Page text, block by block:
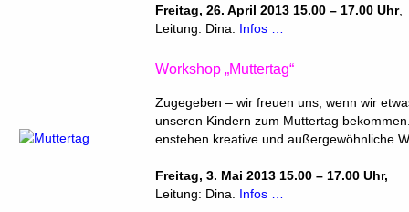
Freitag, 26. April 2013 15.00 – 17.00 Uhr,
Leitung: Dina. Infos …
Workshop „Muttertag“
Zugegeben – wir freuen uns, wenn wir
unseren Kindern zum Muttertag
enstehen kreative und außergewöhnliche
Freitag, 3. Mai 2013 15.00 – 17.00 Uhr,
Leitung: Dina. Infos …